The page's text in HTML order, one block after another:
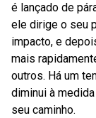
é lançado de
ele dirige o seu
impacto, e
mais
outros. Há um
diminui à
seu caminho.